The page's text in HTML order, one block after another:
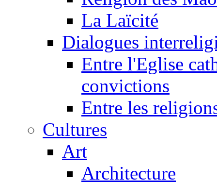
La Laïcité
Dialogues
Entre l'Eglise
convictions
Entre les
Cultures
Art
Architecture